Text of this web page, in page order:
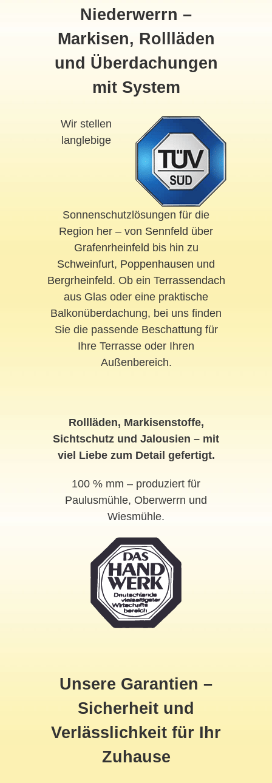
Niederwerrn –
Markisen, Rollläden
und Überdachungen
mit System
Wir stellen
langlebige
Sonnenschutzlösungen für die
Region her – von Sennfeld über
Grafenrheinfeld bis hin zu
Schweinfurt, Poppenhausen und
Bergrheinfeld. Ob ein Terrassendach
aus Glas oder eine praktische
Balkonüberdachung, bei uns finden
Sie die passende Beschattung für
Ihre Terrasse oder Ihren
Außenbereich.
Rollläden, Markisenstoffe,
Sichtschutz und Jalousien – mit
viel Liebe zum Detail gefertigt.
100 % mm – produziert für
Paulusmühle, Oberwerrn und
Wiesmühle.
Unsere Garantien –
Sicherheit und
Verlässlichkeit für Ihr
Zuhause